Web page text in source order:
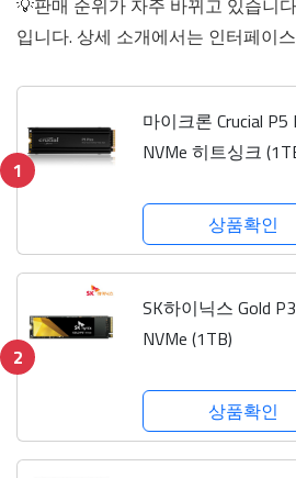
입니다. 상세 소개에서는 인터페이
1
마이크론 Crucial P5
NVMe 히트싱크
상품확인
2
SK하이닉스 Gold
NVMe (1TB)
상품확인